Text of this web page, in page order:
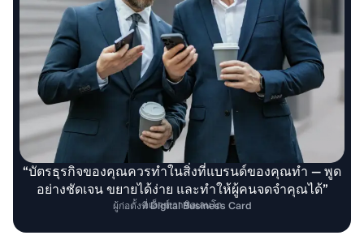
“บัตรธุรกิจของคุณควรทำในสิ่งที่แบรนด์ของคุณทำ — พูด
อย่างชัดเจน ขยายได้ง่าย และทำให้ผู้คนจดจำคุณได้”
อเล็กซ์ วาซิลเลนโก
ผู้ก่อตั้งที่ Digital Business Card